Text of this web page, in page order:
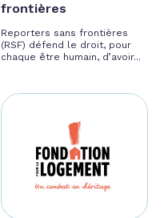
frontières
Reporters sans frontières
(RSF) défend le droit, pour
chaque être humain, d’avoir...